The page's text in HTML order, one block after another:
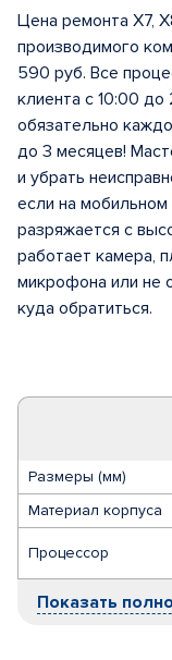
Размеры (мм)
Материал корпуса
Процессор
Показать
Цена ремонта X7,
производимого
590 руб. Все
клиента с 10:00
обязательно
до 3 месяцев!
и убрать
если на мобильном
разряжается с
работает камера,
микрофона или не
куда обратиться.